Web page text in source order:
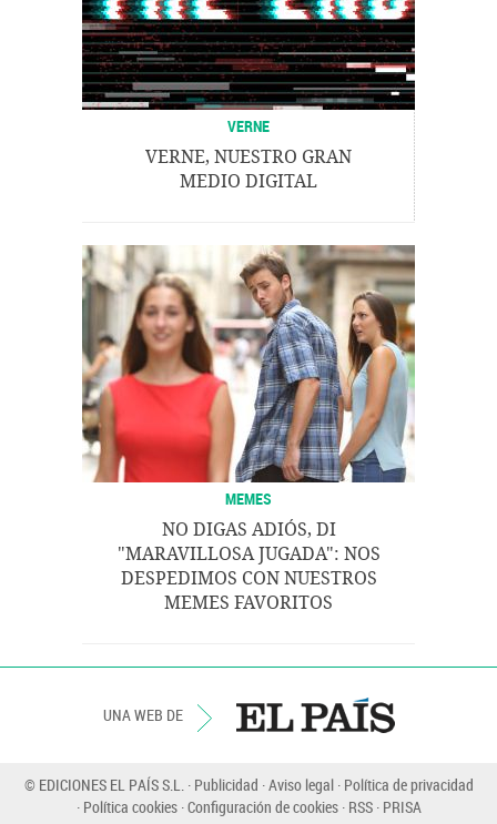
VERNE
VERNE, NUESTRO GRAN
MEDIO DIGITAL
MEMES
NO DIGAS ADIÓS, DI
"MARAVILLOSA JUGADA": NOS
DESPEDIMOS CON NUESTROS
MEMES FAVORITOS
UNA WEB DE
© EDICIONES EL PAÍS S.L. Publicidad Aviso legal Política de privacidad
Política cookies Configuración de cookies RSS PRISA